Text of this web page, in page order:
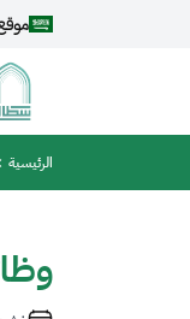
تجاوز إلى المحتوى الرئيسي
مسار
الرئيسية